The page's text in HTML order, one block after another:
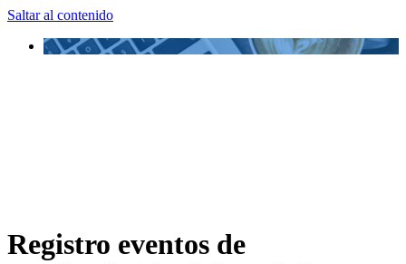
Saltar al contenido
Registro eventos de